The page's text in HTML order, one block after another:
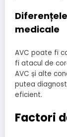
medicale
AVC poate fi
fi atacul de
AVC și alte
putea
eficient.
Factori